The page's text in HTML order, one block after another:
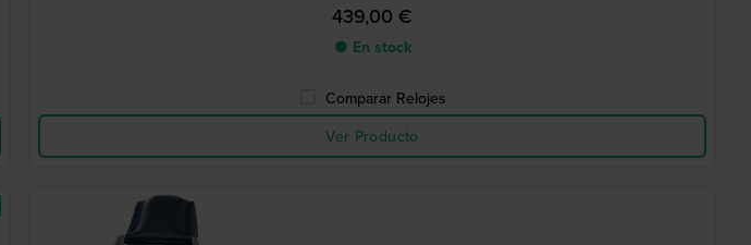
439,00 €
● En stock
Comparar Relojes
Ver Producto